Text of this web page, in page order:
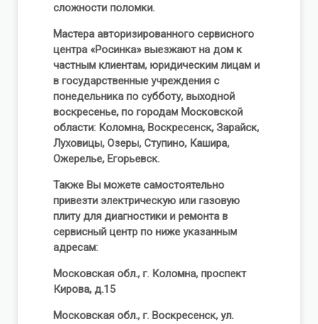
сложности поломки.
Мастера авторизированного сервисного
центра «Росинка» выезжают на дом к
частным клиентам, юридическим лицам и
в государственные учреждения с
понедельника по субботу, выходной
воскресенье, по городам Московской
области: Коломна, Воскресенск, Зарайск,
Луховицы, Озеры, Ступино, Кашира,
Ожерелье, Егорьевск.
Также Вы можете самостоятельно
привезти электрическую или газовую
плиту для диагностики и ремонта в
сервисный центр по ниже указанным
адресам:
Московская обл., г. Коломна, проспект
Кирова, д.15
Московская обл., г. Воскресенск, ул.